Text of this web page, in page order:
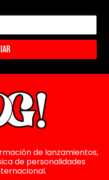
de lanzamientos,
de personalidades